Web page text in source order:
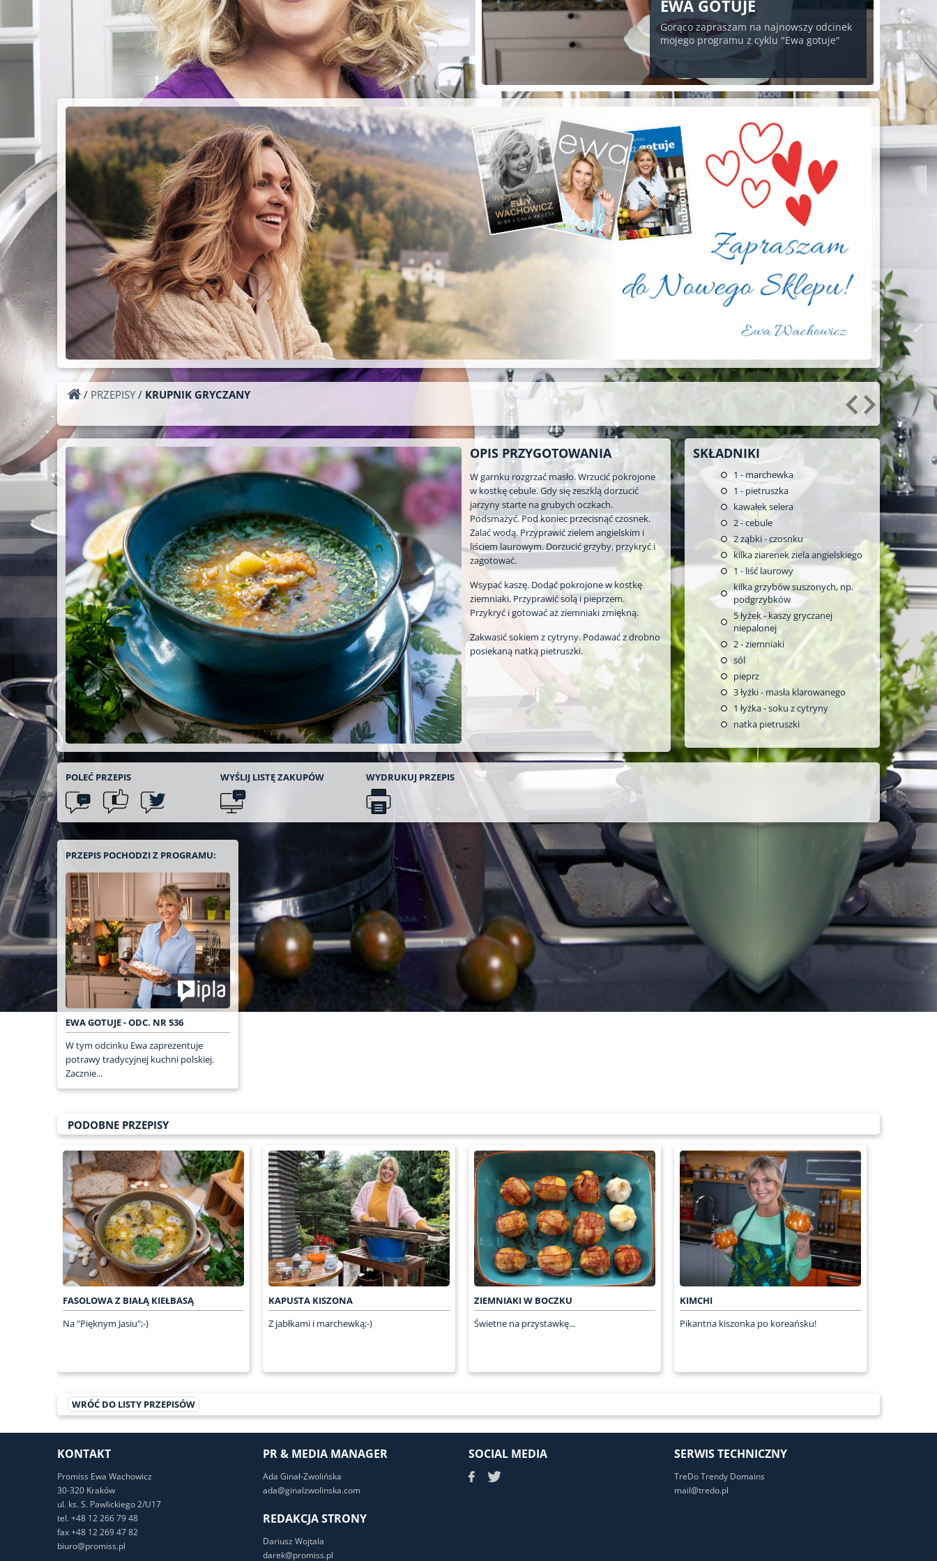
PIECZYSTE POD
CHMURKĄ!
Przepisy na grilla;-)
EWA GOTUJE
Gorąco zapraszam na najnowszy odcinek
mojego programu z cyklu "Ewa gotuje"
/ PRZEPISY / KRUPNIK GRYCZANY
OPIS PRZYGOTOWANIA
W garnku rozgrzać masło. Wrzucić pokrojone
w kostkę cebule. Gdy się zeszklą dorzucić
jarzyny starte na grubych oczkach.
Podsmażyć. Pod koniec przecisnąć czosnek.
Zalać wodą. Przyprawić zielem angielskim i
liściem laurowym. Dorzucić grzyby, przykryć i
zagotować.
Wsypać kaszę. Dodać pokrojone w kostkę
ziemniaki. Przyprawić solą i pieprzem.
Przykryć i gotować aż ziemniaki zmiękną.
Zakwasić sokiem z cytryny. Podawać z drobno
posiekaną natką pietruszki.
SKŁADNIKI
1 - marchewka
1 - pietruszka
kawałek selera
2- cebule
2ząbki - czosnku
kilka ziarenek ziela angielskiego
1 - liść laurowy
kilka grzybów suszonych, np.
podgrzybków
5łyżek - kaszy gryczanej
niepalonej
2- ziemniaki
sól
pieprz
3łyżki - masła klarowanego
1 łyżka - soku z cytryny
natka pietruszki
POLEĆ PRZEPIS WYŚLIJ LISTĘZAKUPÓW WYDRUKUJ PRZEPIS
PRZEPIS POCHODZI Z PROGRAMU:
EWA GOTUJE - ODC. NR 536
W tym odcinku Ewa zaprezentuje
potrawy tradycyjnej kuchni polskiej.
Zacznie...
PODOBNE PRZEPISY
FASOLOWA Z BIAŁĄ KIEŁBASĄ
Na "Pięknym Jasiu";-)
KAPUSTA KISZONA
Z jabłkami i marchewką;-)
ZIEMNIAKI W BOCZKU
Świetne na przystawkę...
KIMCHI
Pikantna kiszonka po koreańsku!
WRÓĆ DO LISTY PRZEPISÓW
KONTAKT
Promiss Ewa Wachowicz
30-320 Kraków
ul. ks. S. Pawlickiego 2/U17
tel. +48 12 266 79 48
fax +48 12 269 47 82
biuro@promiss.pl
PR & MEDIA MANAGER
Ada Ginał-Zwolińska
ada@ginalzwolinska.com
REDAKCJA STRONY
Dariusz Wojtala
darek@promiss.pl
SOCIAL MEDIA SERWIS TECHNICZNY
TreDo Trendy Domains
mail@tredo.pl